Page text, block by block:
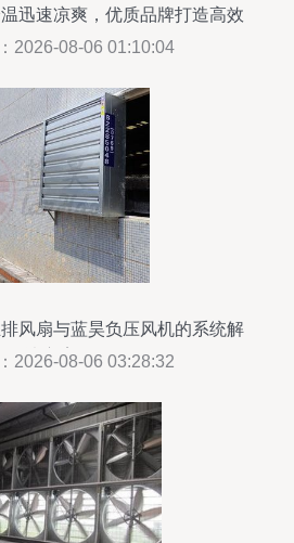
迅速凉爽，优质品牌打造高效
换气设备
2026-08-06 01:10:04
风扇与蓝昊负压风机的系统解
决方案
2026-08-06 03:28:32